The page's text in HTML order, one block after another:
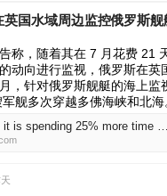
国水域周边监控俄罗斯
称，随着其在 7 月花费 21
动向进行监视，俄罗斯在英
，针对俄罗斯舰艇的海上监
舰多次穿越多佛海峡和北海
Navy says it is spending 25% more time monitoring Russian vessels around UK waters